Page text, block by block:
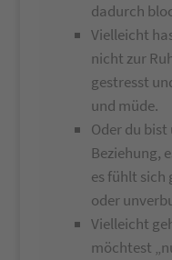
dadurch
Vielleicht
nicht zur
gestresst
und müde.
Oder du
Beziehung,
es fühlt sich
oder
Vielleicht
möchtest